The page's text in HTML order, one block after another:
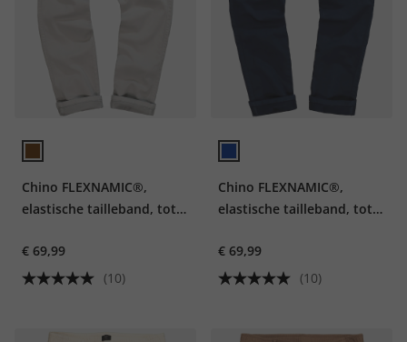
Chino FLEXNAMIC®,
elastische tailleband, tot
€ 69,99
(10)
Chino FLEXNAMIC®,
elastische tailleband, tot
€ 69,99
(10)